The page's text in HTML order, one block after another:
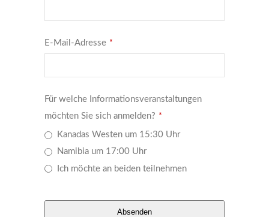
E-Mail-Adresse *
Für welche Informationsveranstaltungen
möchten Sie sich anmelden? *
Kanadas Westen um 15:30 Uhr
Namibia um 17:00 Uhr
Ich möchte an beiden teilnehmen
Email
Absenden